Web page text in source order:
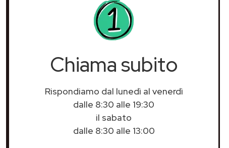
Chiama subito
Rispondiamo dal lunedì al venerdì
dalle 8:30 alle 19:30
il sabato
dalle 8:30 alle 13:00